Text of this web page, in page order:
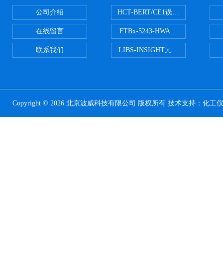
公司介绍
在线留言
联系我们
HCT-BERT/CE1误码测试仪
FTBx-5243-HWA光谱分析仪
LIBS-INSIGHT元素光谱分析仪
Copyright © 2026 北京波威科技有限公司 版权所有 技术支持： 化工